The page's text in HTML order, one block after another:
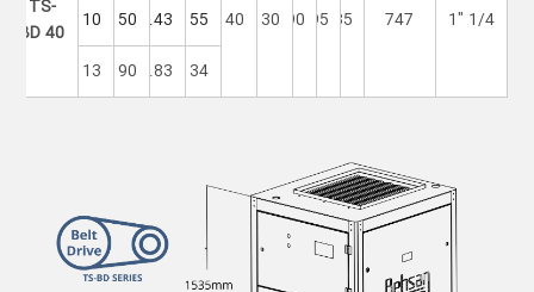
1/4 "1
747
1535
1095
890
30
40
TS-
BD 40
155
4.43
150
10
134
3.83
190
13